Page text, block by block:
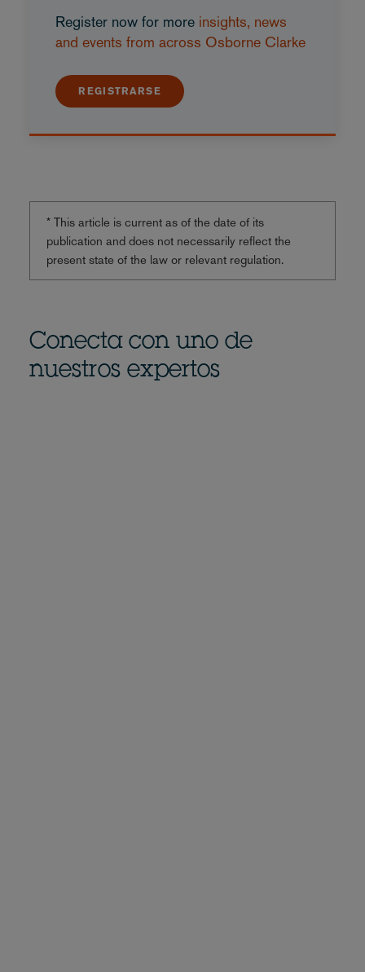
Register now for more insights, news
and events from across Osborne Clarke
REGISTRARSE
* This article is current as of the date of its
publication and does not necessarily reflect the
present state of the law or relevant regulation.
Conecta con uno de
nuestros expertos